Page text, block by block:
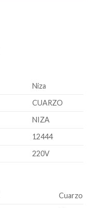
Niza
CUARZO
NIZA
12444
220V
Cuarzo